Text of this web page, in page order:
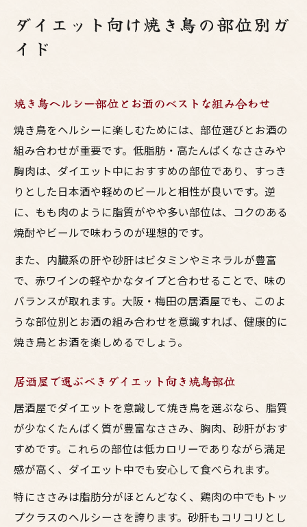
ダイエット向け焼き鳥の部位別ガ
イド
焼き鳥ヘルシー部位とお酒のベストな組み合わせ
焼き鳥をヘルシーに楽しむためには、部位選びとお酒の
組み合わせが重要です。低脂肪・高たんぱくなささみや
胸肉は、ダイエット中におすすめの部位であり、すっき
りとした日本酒や軽めのビールと相性が良いです。逆
に、もも肉のように脂質がやや多い部位は、コクのある
焼酎やビールで味わうのが理想的です。
また、内臓系の肝や砂肝はビタミンやミネラルが豊富
で、赤ワインの軽やかなタイプと合わせることで、味の
バランスが取れます。大阪・梅田の居酒屋でも、このよ
うな部位別とお酒の組み合わせを意識すれば、健康的に
焼き鳥とお酒を楽しめるでしょう。
居酒屋で選ぶべきダイエット向き焼鳥部位
居酒屋でダイエットを意識して焼き鳥を選ぶなら、脂質
が少なくたんぱく質が豊富なささみ、胸肉、砂肝がおす
すめです。これらの部位は低カロリーでありながら満足
感が高く、ダイエット中でも安心して食べられます。
特にささみは脂肪分がほとんどなく、鶏肉の中でもトッ
プクラスのヘルシーさを誇ります。砂肝もコリコリとし